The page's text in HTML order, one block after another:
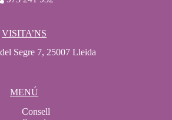
VISITA’NS
Segre 7, 25007 Lleida
MENÚ
Consell